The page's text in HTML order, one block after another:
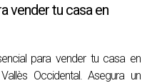
decidieron ajustar el
similares y actualizar las
recibieron múltiples
vender tu casa en
para vender tu casa en
Occidental. Asegura un